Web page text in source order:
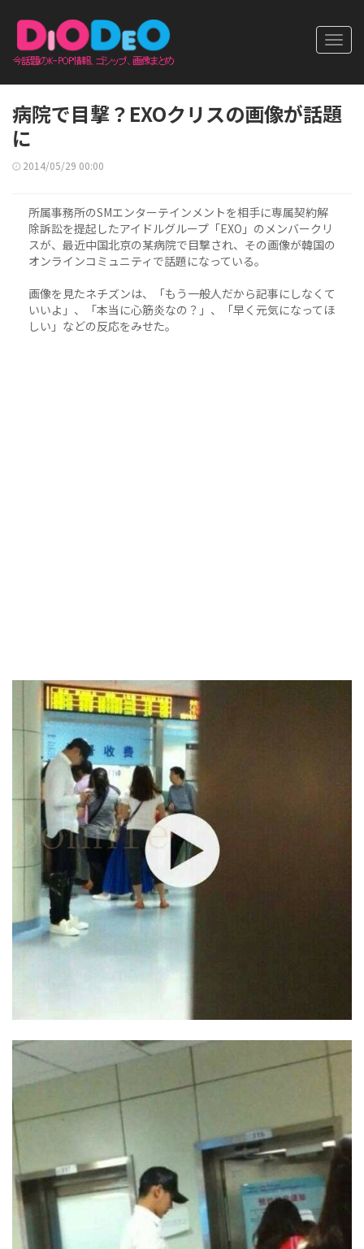
病院で目撃？EXOクリスの画像が話題
に
2014/05/29 00:00
所属事務所のSMエンターテインメントを相手に専属契約解
除訴訟を提起したアイドルグループ「EXO」のメンバークリ
スが、最近中国北京の某病院で目撃され、その画像が韓国の
オンラインコミュニティで話題になっている。
画像を見たネチズンは、「もう一般人だから記事にしなくて
いいよ」、「本当に心筋炎なの？」、「早く元気になってほ
しい」などの反応をみせた。